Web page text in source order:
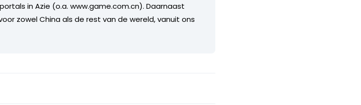
in Azie (o.a. www.game.com.cn). Daarnaast
zowel China als de rest van de wereld, vanuit ons